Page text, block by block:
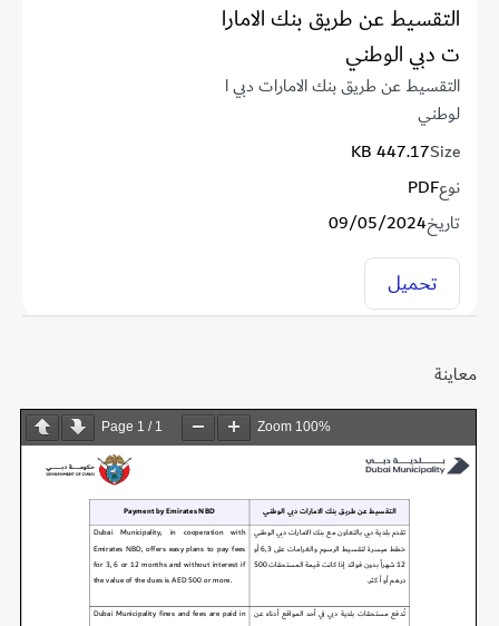
التقسيط عن طريق بنك الامارا
ت دبي الوطني
التقسيط عن طريق بنك الامارات دبي ا
لوطني
Size
447.17 KB
نوعPDF
تاريخ09/05/2024
تحميل
معاينة
Page 1 / 1 Zoom 100%